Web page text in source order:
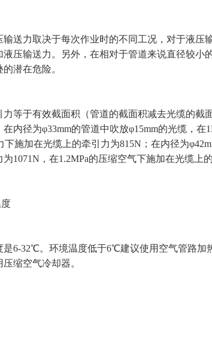
力取决于每次作业时的不同工况，对于液压
压输送力。另外，在相对于管道来说直径较小
潜在危险。
于有效截面积（管道的截面积减去光缆的截
内径为φ33mm的管道中吹放φ15mm的光缆，在
下施加在光缆上的牵引力为815N；在内径为
1071N，在1.2MPa的压缩空气下施加在光缆上的
32℃。环境温度低于6℃建议使用空气管路加
缩空气冷却器。